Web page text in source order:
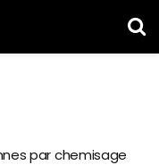
par chemisage